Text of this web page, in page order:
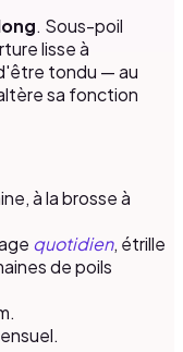
. Sous-poil
lisse à
tondu — au
sa fonction
à la brosse à
quotidien, étrille
de poils